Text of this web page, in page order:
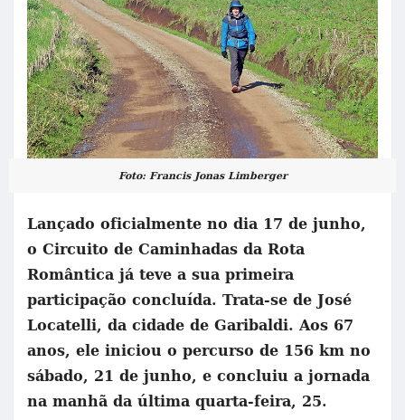
Foto: Francis Jonas Limberger
Lançado oficialmente no dia 17 de junho,
o Circuito de Caminhadas da Rota
Romântica já teve a sua primeira
participação concluída. Trata-se de José
Locatelli, da cidade de Garibaldi. Aos 67
anos, ele iniciou o percurso de 156 km no
sábado, 21 de junho, e concluiu a jornada
na manhã da última quarta-feira, 25.